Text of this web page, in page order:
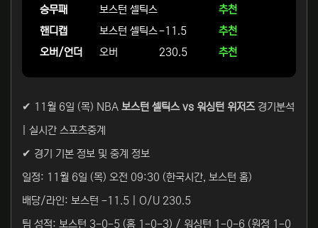
승무패 보스턴 셀틱스
추천
핸디캡
보스턴 셀틱스-11.5
추천
오버/언더
오버 230.5 추천
✔ 11월 6일 (목) NBA 보스턴 셀틱스 vs 워싱턴 위저즈경기분석
| 실시간 스포츠중계
✔ 경기 기본 정보 및 중계 정보
일정: 11월 6일 (목) 오전 09:30 (한국시간, 보스턴 홈)
배당/라인: 보스턴 -11.5 | O/U 230.5
팀 성적: 보스턴 3-0-5 (홈 1-0-3) / 워싱턴 1-0-6 (원정 1-0